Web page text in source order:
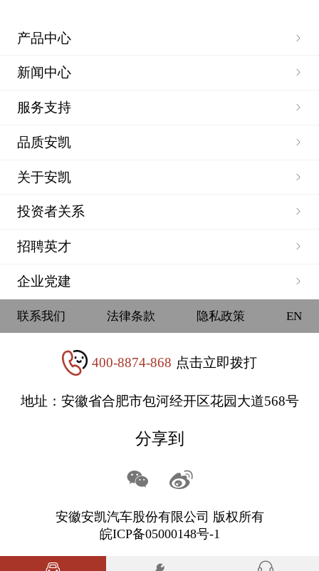
产品中心
新闻中心
服务支持
品质安凯
关于安凯
投资者关系
招聘英才
企业党建
联系我们 法律条款 隐私政策 EN
400-8874-868 点击立即拨打
地址：安徽省合肥市包河经开区花园大道568号
分享到
安徽安凯汽车股份有限公司 版权所有
皖ICP备05000148号-1